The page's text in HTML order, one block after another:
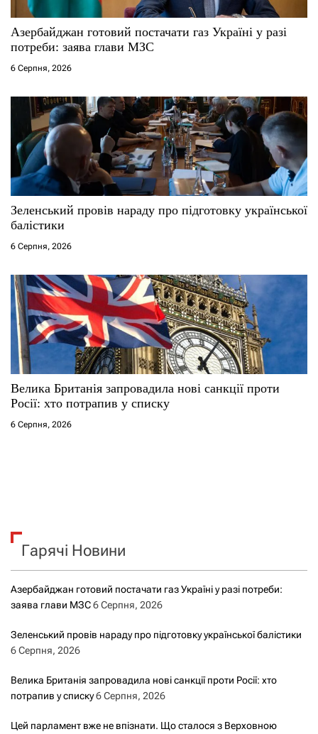
Азербайджан готовий постачати газ Україні у разі
потреби: заява глави МЗС
6 Серпня, 2026
Зеленський провів нараду про підготовку української
балістики
6 Серпня, 2026
Велика Британія запровадила нові санкції проти
Росії: хто потрапив у списку
6 Серпня, 2026
Гарячі Новини
Азербайджан готовий постачати газ Україні у разі потреби:
заява глави МЗС6 Серпня, 2026
Зеленський провів нараду про підготовку української балістики
6 Серпня, 2026
Велика Британія запровадила нові санкції проти Росії: хто
потрапив у списку6 Серпня, 2026
Цей парламент вже не впізнати. Що сталося з Верховною